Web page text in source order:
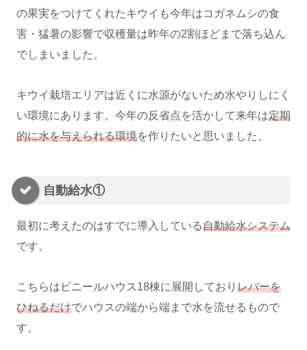
の果実をつけてくれたキウイも今年はコガネムシの食
害・猛暑の影響で収穫量は昨年の2割ほどまで落ち込ん
でしまいました。
キウイ栽培エリアは近くに水源がないため水やりしにく
い環境にあります。今年の反省点を活かして来年は定期
的に水を与えられる環境を作りたいと思いました。
自動給水①
最初に考えたのはすでに導入している自動給水システム
です。
こちらはビニールハウス18棟に展開しており レバーを
ひねるだけでハウスの端から端まで水を流せるもので
す。